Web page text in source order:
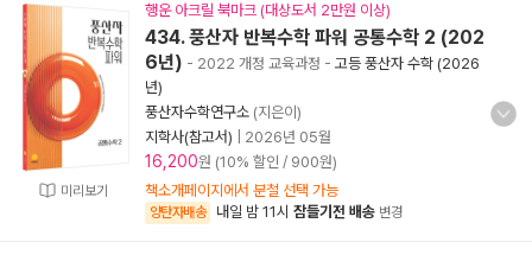
미리보기
행운 아크릴 북마크 (대상도서 2만원 이상)
434. 풍산자 반복수학 파워 공통수학 2 (202
6년) - 2022 개정 교육과정 - 고등 풍산자 수학 (2026
년)
풍산자수학연구소 (지은이)
지학사(참고서)
2026년 05월
16,200원 (10% 할인 / 900원)
책소개페이지에서 분철 선택 가능
양탄자배송 내일 밤 11시 잠들기전 배송 변경